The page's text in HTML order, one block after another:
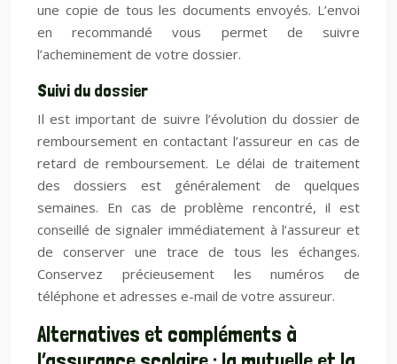
une copie de tous les documents envoyés. L’envoi
en recommandé vous permet de suivre
l’acheminement de votre dossier.
Suivi du dossier
Il est important de suivre l’évolution du dossier de
remboursement en contactant l’assureur en cas de
retard de remboursement. Le délai de traitement
des dossiers est généralement de quelques
semaines. En cas de problème rencontré, il est
conseillé de signaler immédiatement à l’assureur et
de conserver une trace de tous les échanges.
Conservez précieusement les numéros de
téléphone et adresses e-mail de votre assureur.
Alternatives et compléments à